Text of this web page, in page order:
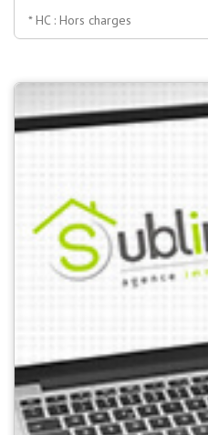
* HC : Hors charges